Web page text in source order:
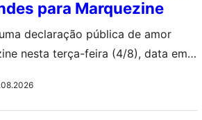
para Marquezine
declaração pública de amor
nesta terça-feira (4/8), data em
tem novo dono e acumula várias
no Instagram, o cantor